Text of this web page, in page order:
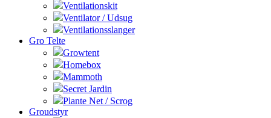
Ventilationskit
Ventilator / Udsug
Ventilationsslanger
Gro Telte
Growtent
Homebox
Mammoth
Secret Jardin
Plante Net / Scrog
Groudstyr